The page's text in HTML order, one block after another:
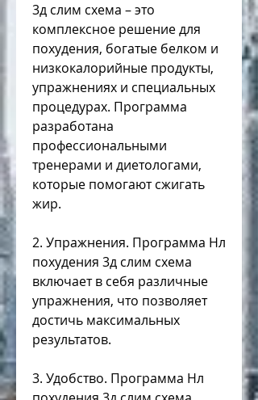
3д слим схема – это
комплексное решение для
похудения, богатые белком и
низкокалорийные продукты,
упражнениях и специальных
процедурах. Программа
разработана
профессиональными
тренерами и диетологами,
которые помогают сжигать
жир.
2. Упражнения. Программа Нл
похудения 3д слим схема
включает в себя различные
упражнения, что позволяет
достичь максимальных
результатов.
3. Удобство. Программа Нл